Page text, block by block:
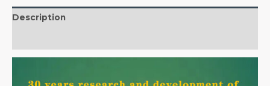
Description